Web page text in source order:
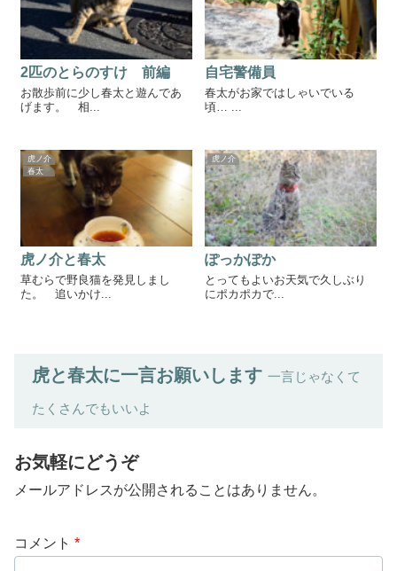
2匹のとらのすけ 前編
お散歩前に少し春太と遊んであ
げます。 相...
自宅警備員
春太がお家ではしゃいでいる
頃… ...
虎ノ介
春太
虎ノ介と春太
草むらで野良猫を発見しまし
た。 追いかけ...
虎ノ介
ぽっかぽか
とってもよいお天気で久しぶり
にポカポカで...
虎と春太に一言お願いします 一言じゃなくて
たくさんでもいいよ
お気軽にどうぞ
メールアドレスが公開されることはありません。
コメント *